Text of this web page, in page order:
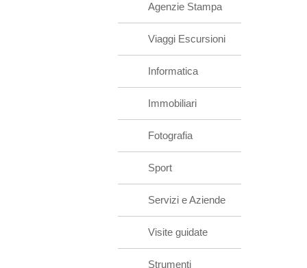
Agenzie Stampa
Viaggi Escursioni
Informatica
Immobiliari
Fotografia
Sport
Servizi e Aziende
Visite guidate
Strumenti